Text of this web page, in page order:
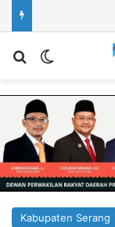
Cari berita...
Switch
Kabupaten Serang